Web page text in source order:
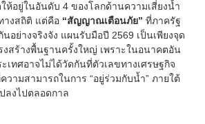
ห้อยู่ในอันดับ 4 ของโลกด้านความเสี่ยงน้ำ
างสถิติ แต่คือ “สัญญาณเตือนภัย” ที่ภาครัฐ
อย่างจริงจัง แผนรับมือปี 2569 เป็นเพียงจุด
งสร้างพื้นฐานครั้งใหญ่ เพราะในอนาคตอัน
เทศอาจไม่ได้วัดกันที่ตัวเลขทางเศรษฐกิจ
วามสามารถในการ “อยู่ร่วมกับน้ำ” ภายใต้
ลงไปตลอดกาล